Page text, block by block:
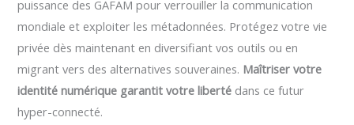
puissance des GAFAM pour verrouiller la communication
mondiale et exploiter les métadonnées. Protégez votre vie
privée dès maintenant en diversifiant vos outils ou en
migrant vers des alternatives souveraines. Maîtriser votre
identité numérique garantit votre liberté dans ce futur
hyper-connecté.